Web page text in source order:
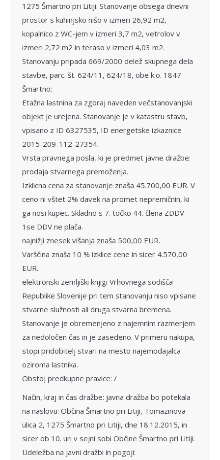
1275 Šmartno pri Litiji. Stanovanje obsega dnevni
prostor s kuhinjsko nišo v izmeri 26,92 m2,
kopalnico z WC-jem v izmeri 3,7 m2, vetrolov v
izmeri 2,72 m2 in teraso v izmeri 4,03 m2.
Stanovanju pripada 669/2000 delež skupnega dela
stavbe, parc. št. 624/11, 624/18, obe k.o. 1847
Šmartno;
Etažna lastnina za zgoraj naveden večsta­novanjski
objekt je urejena. Stanovanje je v katastru stavb,
vpisano z ID 6327535, ID energetske izkaznice
2015-209-112-27354.
Vrsta pravnega posla, ki je predmet javne dražbe:
prodaja stvarnega premože­nja.
Izklicna cena za stanovanje znaša 45.700,00 EUR. V
ceno ni vštet 2% davek na promet nepremičnin, ki
ga nosi kupec. Skladno s 7. točko 44. člena ZDDV-
1se DDV ne plača.
najnižji znesek višanja znaša 500,00 EUR.
Varščina znaša 10 % izklice cene in sicer 4.570,00
EUR.
elektronski zemljiški knjigi Vrhovne­ga sodišča
Republike Slovenije pri tem stanovanju niso vpisane
stvarne služnosti ali druga stvarna bremena.
Stanovanje je obremenjeno z najemnim razmerjem
za nedoločen čas in je zasedeno. V primeru nakupa,
stopi pridobitelj stvari na mesto najemodajalca
oziroma lastnika.
Obstoj predkupne pravice: /
Način, kraj in čas dražbe: javna draž­ba bo potekala
na naslovu: Občina Šmartno pri Litiji, Tomazinova
ulica 2, 1275 Šmartno pri Litiji, dne 18.12.2015, in
sicer ob 10. uri v sejni sobi Občine Šmartno pri Litiji.
Udeležba na javni dražbi in pogoji: